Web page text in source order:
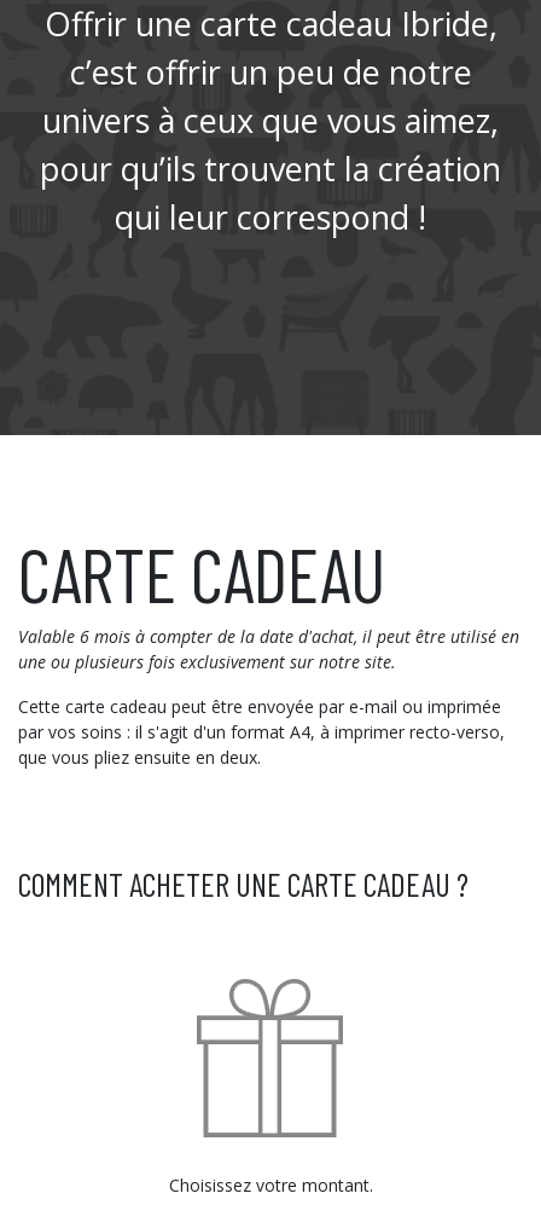
Offrir une carte cadeau Ibride,
c’est offrir un peu de notre
univers à ceux que vous aimez,
pour qu’ils trouvent la création
qui leur correspond !
CARTE CADEAU
Valable 6 mois à compter de la date d'achat, il peut être utilisé en
une ou plusieurs fois exclusivement sur notre site.
Cette carte cadeau peut être envoyée par e-mail ou imprimée
par vos soins : il s'agit d'un format A4, à imprimer recto-verso,
que vous pliez ensuite en deux.
COMMENT ACHETER UNE CARTE CADEAU ?
Choisissez votre montant.